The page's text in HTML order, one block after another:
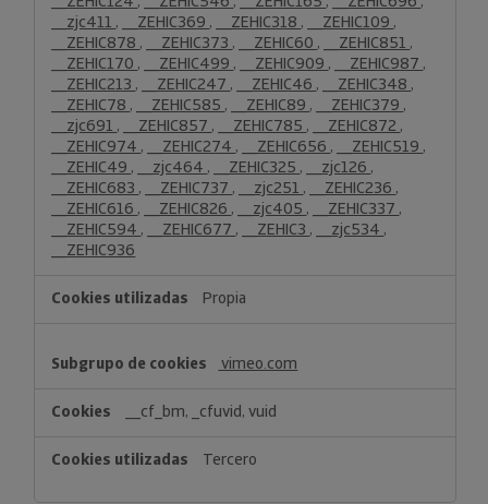
__zjc411 , __ZEHIC369 , __ZEHIC318 , __ZEHIC109 ,
__ZEHIC878 , __ZEHIC373 , __ZEHIC60 , __ZEHIC851 ,
__ZEHIC170 , __ZEHIC499 , __ZEHIC909 , __ZEHIC987 ,
__ZEHIC213 , __ZEHIC247 , __ZEHIC46 , __ZEHIC348 ,
__ZEHIC78 , __ZEHIC585 , __ZEHIC89 , __ZEHIC379 ,
__zjc691 , __ZEHIC857 , __ZEHIC785 , __ZEHIC872 ,
__ZEHIC974 , __ZEHIC274 , __ZEHIC656 , __ZEHIC519 ,
__ZEHIC49 , __zjc464 , __ZEHIC325 , __zjc126 ,
__ZEHIC683 , __ZEHIC737 , __zjc251 , __ZEHIC236 ,
__ZEHIC616 , __ZEHIC826 , __zjc405 , __ZEHIC337 ,
__ZEHIC594 , __ZEHIC677 , __ZEHIC3 , __zjc534 ,
__ZEHIC936
Propia
vimeo.com
__cf_bm, _cfuvid, vuid
Tercero